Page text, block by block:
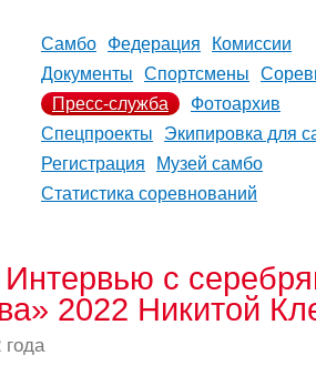
Самбо Федерация
Комиссии
Документы
Спортсмены
Пресс-служба
Фотоархив
Спецпроекты
Экипировка для
Регистрация
Музей самбо
Статистика соревнований
с
2022 Никитой
года